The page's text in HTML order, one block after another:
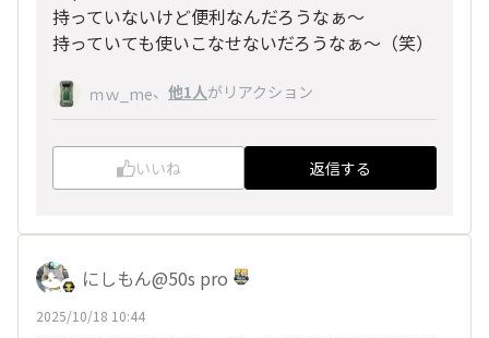
持っていないけど便利なんだろうなぁ〜
持っていても使いこなせないだろうなぁ〜（笑）
ｍｗ_me、 他1人がリアクション
いいね 返信する
にしもん@50s pro
2025/10/18 10:44